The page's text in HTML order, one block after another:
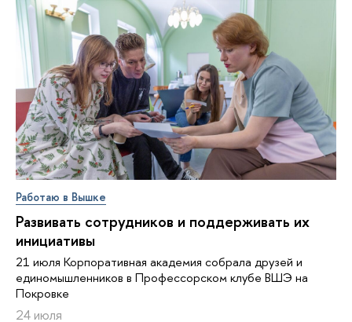
Работаю в Вышке
Развивать сотрудников и поддерживать их
инициативы
21 июля Корпоративная академия собрала друзей и
единомышленников в Профессорском клубе ВШЭ на
Покровке
24 июля